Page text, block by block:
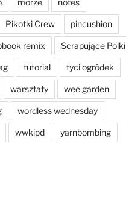
morze notes
Pikotki Crew pincushion
remix Scrapujące Polki
tutorial tyci ogródek
warsztaty wee garden
wordless wednesday
wwkipd yarnbombing